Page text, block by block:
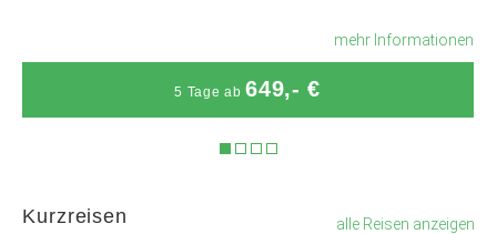
mehr Informationen
5 Tage ab649,- €
Kurzreisen alle Reisen anzeigen